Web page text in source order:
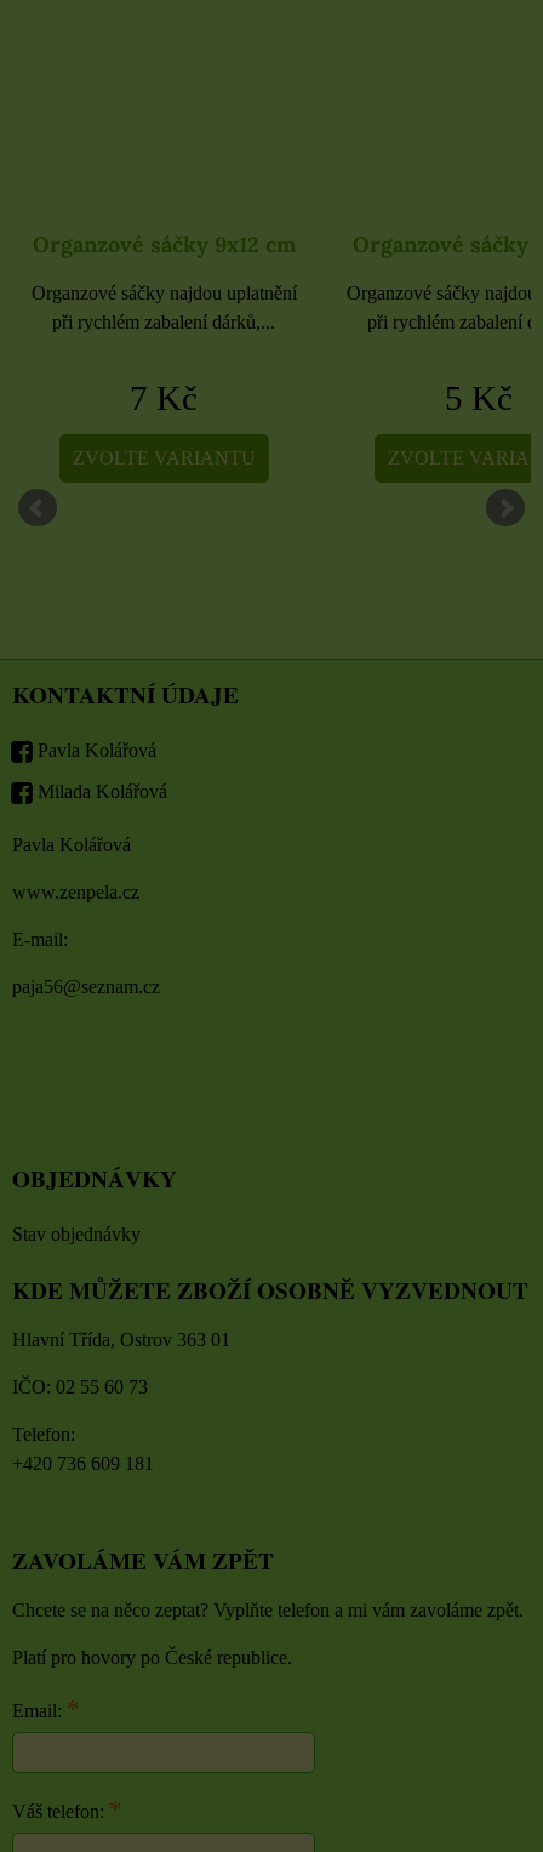
Organzové sáčky 9x12 cm
Organzové sáčky najdou uplatnění
při rychlém zabalení dárků,...
7 Kč
ZVOLTE VARIANTU
Organzové sáčky
Organzové sáčky najdou
při rychlém zabalení
5 Kč
ZVOLTE
KONTAKTNÍ ÚDAJE
Pavla Kolářová
Milada Kolářová
Pavla Kolářová
www.zenpela.cz
E-mail:
paja56@seznam.cz
OBJEDNÁVKY
Stav objednávky
KDE MŮŽETE ZBOŽÍ OSOBNĚ VYZVEDNOUT
Hlavní Třída, Ostrov 363 01
IČO: 02 55 60 73
Telefon:
+420 736 609 181
ZAVOLÁME VÁM ZPĚT
Chcete se na něco zeptat? Vyplňte telefon a mi vám zavoláme zpět.
Platí pro hovory po České republice.
Email: *
Váš telefon: *